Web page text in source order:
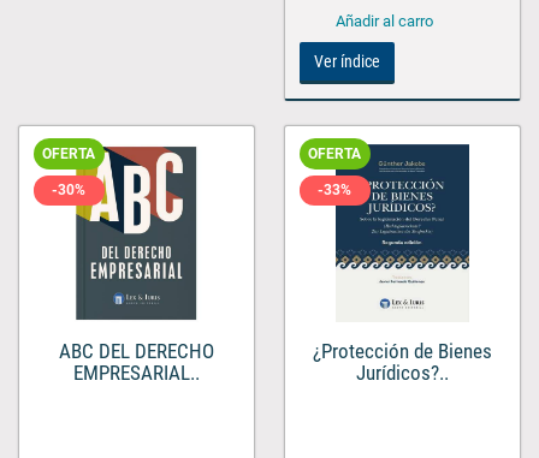
Ver índice
OFERTA
-30%
ABC DEL DERECHO
EMPRESARIAL..
OFERTA
-33%
¿Protección de Bienes
Jurídicos?..